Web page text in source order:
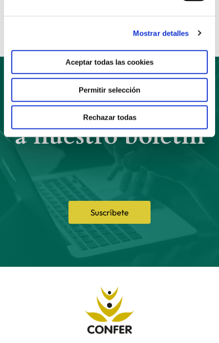
Mostrar detalles
Aceptar todas las cookies
Permitir selección
Rechazar todas
Suscríbete
Suscríbete
a nuestro boletín